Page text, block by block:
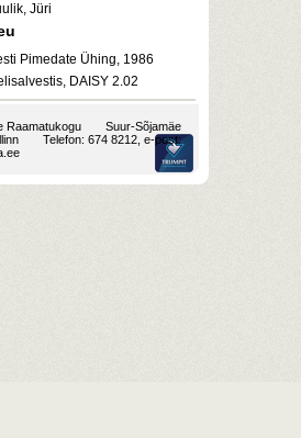
Jüri
Pimedate Ühing, 1986
DAISY 2.02
Raamatukogu
Suur-Sõjamäe
Telefon: 674 8212, e-post: